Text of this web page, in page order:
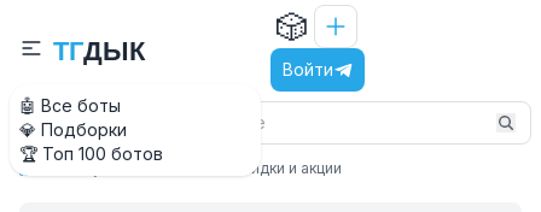
🤖 Все боты
💎 Подборки
🏆 Топ 100 ботов
ТГДЫК
🎲
Войти
Главная Скидки и акции